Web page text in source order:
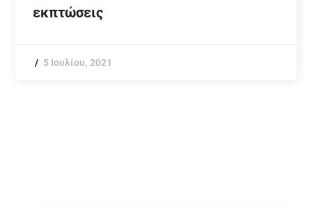
εκπτώσεις
5 Ιουλίου, 2021